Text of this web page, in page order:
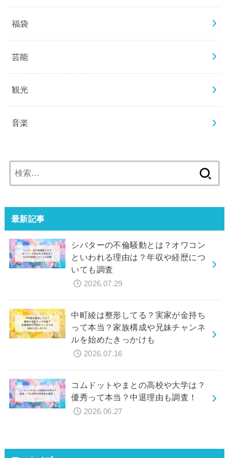
福袋
芸能
観光
音楽
索:
最新記事
シバターの不倫騒動とは？オワコン
といわれる理由は？年収や経歴につ
いても調査
2026.07.29
中町綾は整形してる？実家が金持ち
って本当？家族構成や兄妹チャンネ
ルを始めたきっかけも
2026.07.16
コムドットやまとの高校や大学は？
優秀って本当？中退理由も調査！
2026.06.27